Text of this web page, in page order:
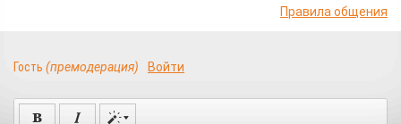
Правила общения
Гость (премодерация) Войти